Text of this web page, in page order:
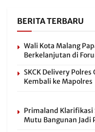
BERITA TERBARU
Wali Kota Malang
Berkelanjutan di
SKCK Delivery Polres
Kembali ke Mapolres
Primaland Klarifikasi
Mutu Bangunan Jadi